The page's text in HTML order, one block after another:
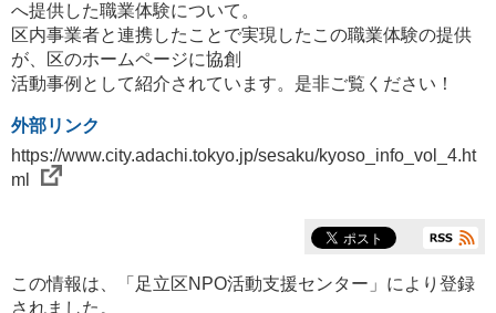
へ提供した職業体験について。
区内事業者と連携したことで実現したこの職業体験の提供
が、区のホームページに協創
活動事例として紹介されています。是非ご覧ください！
外部リンク
https://www.city.adachi.tokyo.jp/sesaku/kyoso_info_vol_4.ht
ml
この情報は、「 足立区NPO活動支援センター 」により登録
されました。